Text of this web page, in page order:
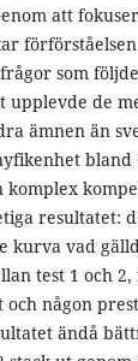
att
som
upplevde de
ämnen än
bland
komplex
resultatet:
kurva vad
test 1 och
och någon
ändå